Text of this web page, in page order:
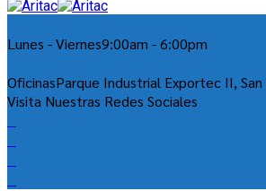
Lunes - Viernes9:00am - 6:00pm
OficinasParque Industrial Exportec II,
Visita Nuestras Redes Sociales